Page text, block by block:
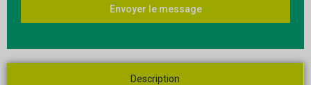
Envoyer le message
Description